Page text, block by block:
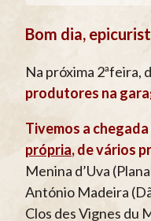
Bom dia,
Na próxima 2ªfeira,
produtores na
Tivemos a
própria, de vários
Menina d’Uva
António Madeira
Clos des Vignes du